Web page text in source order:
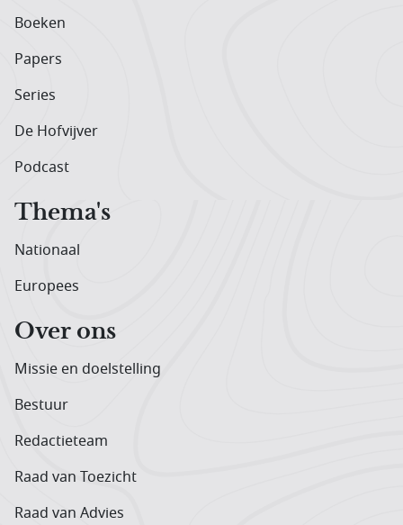
Boeken
Papers
Series
De Hofvijver
Podcast
Thema's
Nationaal
Europees
Over ons
Missie en doelstelling
Bestuur
Redactieteam
Raad van Toezicht
Raad van Advies